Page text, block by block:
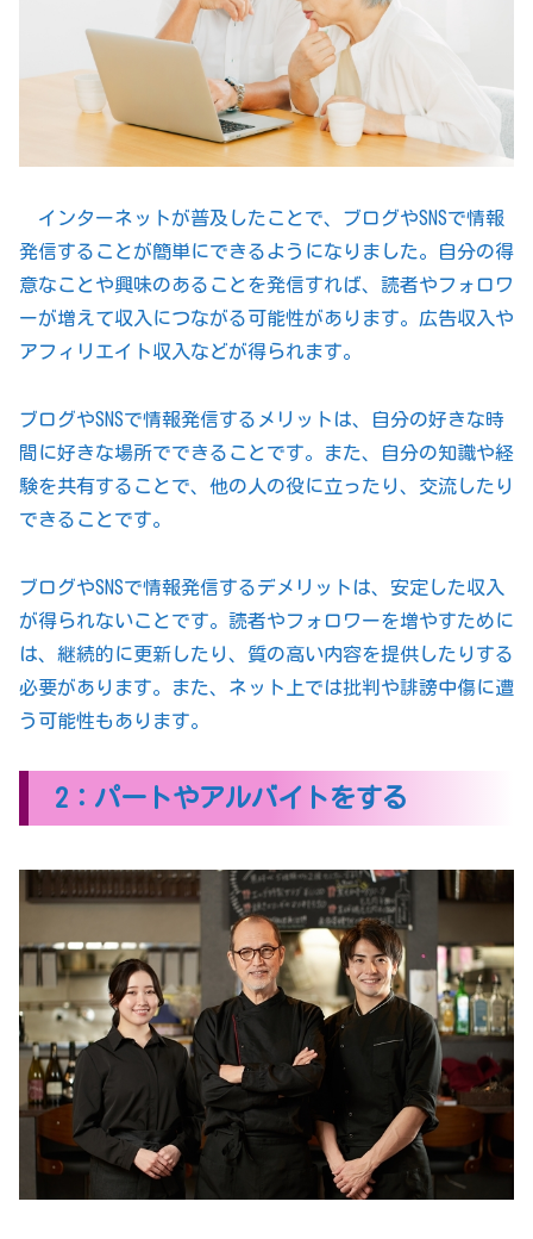
インターネットが普及したことで、ブログやSNSで情報
発信することが簡単にできるようになりました。自分の得
意なことや興味のあることを発信すれば、読者やフォロワ
ーが増えて収入につながる可能性があります。広告収入や
アフィリエイト収入などが得られます。
ブログやSNSで情報発信するメリットは、自分の好きな時
間に好きな場所でできることです。また、自分の知識や経
験を共有することで、他の人の役に立ったり、交流したり
できることです。
ブログやSNSで情報発信するデメリットは、安定した収入
が得られないことです。読者やフォロワーを増やすために
は、継続的に更新したり、質の高い内容を提供したりする
必要があります。また、ネット上では批判や誹謗中傷に遭
う可能性もあります。
2：パートやアルバイトをする